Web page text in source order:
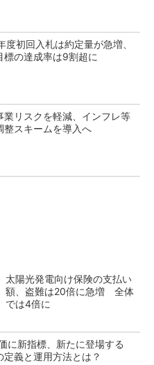
初回入札は約定量が急増、
標の達成率は9割超に
業リスクを軽減、インフレ等
整スキームを導入へ
太陽光発電向け保険の支払い
額、盗難は20倍に急増 全体
では4倍に
に新指標、新たに登場する
定義と運用方法とは？